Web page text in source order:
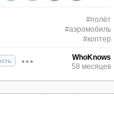
скорость и
электродвигатель
в 88 кВт (около
блоком система
от 15 до 20 минут.
#полёт
#аэромобиль
#коптер
WhoKnows
58 месяцев